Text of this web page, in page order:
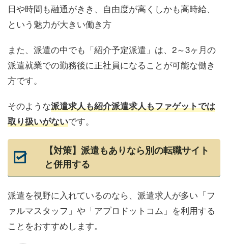
日や時間も融通がきき、自由度が高くしかも高時給、
という魅力が大きい働き方
また、派遣の中でも「紹介予定派遣」は、2～3ヶ月の
派遣就業での勤務後に正社員になることが可能な働き
方です。
そのような派遣求人も紹介派遣求人もファゲットでは
取り扱いがないです。
【対策】派遣もありなら別の転職サイト
と併用する
派遣を視野に入れているのなら、派遣求人が多い「フ
ァルマスタッフ」や「アプロドットコム」を利用する
ことをおすすめします。